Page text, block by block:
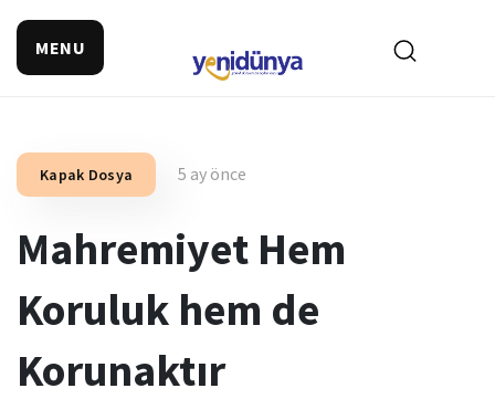
MENU
Kapak Dosya 5 ay önce
Mahremiyet Hem
Koruluk hem de
Korunaktır